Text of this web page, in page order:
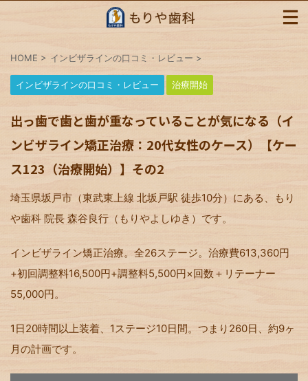
HOME > インビザラインの口コミ・レビュー >
インビザラインの口コミ・レビュー 治療開始
出っ歯で歯と歯が重なっていることが気になる（イ
ンビザライン矯正治療：20代女性のケース）【ケー
ス123（治療開始）】その2
埼玉県坂戸市（東武東上線 北坂戸駅 徒歩10分）にある、もり
や歯科 院長 森谷良行（もりやよしゆき）です。
インビザライン矯正治療。全26ステージ。治療費613,360円
+初回調整料16,500円+調整料5,500円×回数＋リテーナー
55,000円。
1日20時間以上装着、1ステージ10日間。つまり260日、約9ヶ
月の計画です。